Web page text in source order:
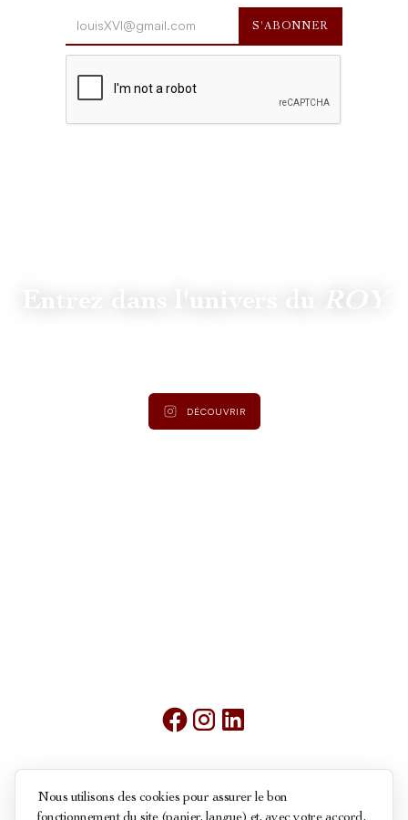
ROY
DÉCOUVRIR
Conditions générales de ventes
Nous utilisons des cookies pour assurer le bon